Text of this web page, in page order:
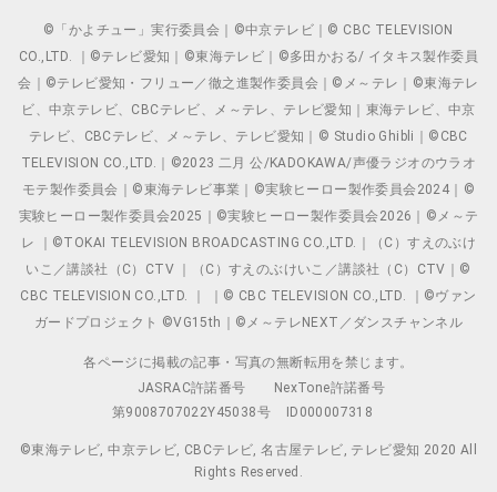
©「かよチュー」実行委員会｜©中京テレビ｜© CBC TELEVISION
CO.,LTD. ｜©テレビ愛知｜©東海テレビ｜©多田かおる/ イタキス製作委員
会｜©テレビ愛知・フリュー／徹之進製作委員会｜©メ～テレ｜©東海テレ
ビ、中京テレビ、CBCテレビ、メ～テレ、テレビ愛知｜東海テレビ、中京
テレビ、CBCテレビ、メ～テレ、テレビ愛知｜© Studio Ghibli｜©CBC
TELEVISION CO.,LTD.｜©2023 二月 公/KADOKAWA/声優ラジオのウラオ
モテ製作委員会｜©東海テレビ事業｜©実験ヒーロー製作委員会2024｜©
実験ヒーロー製作委員会2025｜©実験ヒーロー製作委員会2026｜©メ～テ
レ ｜©TOKAI TELEVISION BROADCASTING CO.,LTD.｜（C）すえのぶけ
いこ／講談社（C）CTV ｜（C）すえのぶけいこ／講談社（C）CTV｜©
CBC TELEVISION CO.,LTD. ｜ ｜© CBC TELEVISION CO.,LTD. ｜©ヴァン
ガードプロジェクト ©VG15th｜©メ～テレNEXT／ダンスチャンネル
各ページに掲載の記事・写真の無断転用を禁じます。
JASRAC許諾番号
NexTone許諾番号
第9008707022Y45038号
ID000007318
©東海テレビ, 中京テレビ, CBCテレビ, 名古屋テレビ, テレビ愛知 2020 All
Rights Reserved.